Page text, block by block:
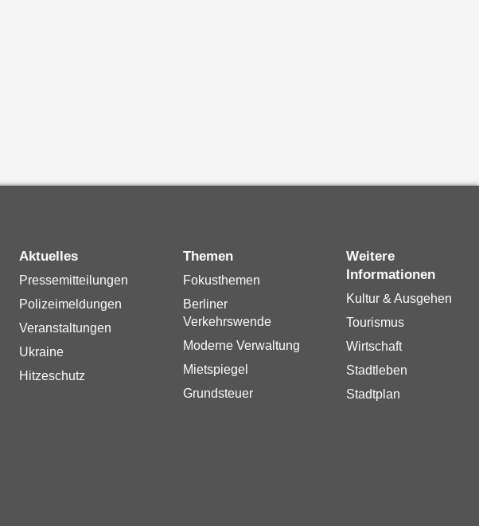
Aktuelles
Pressemitteilungen
Polizeimeldungen
Veranstaltungen
Ukraine
Hitzeschutz
Themen
Fokusthemen
Berliner
Verkehrswende
Moderne Verwaltung
Mietspiegel
Grundsteuer
Weitere
Informationen
Kultur & Ausgehen
Tourismus
Wirtschaft
Stadtleben
Stadtplan